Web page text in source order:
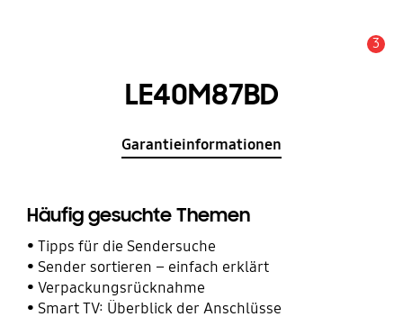
3
LE40M87BD
Garantieinformationen
Häufig gesuchte Themen
Tipps für die Sendersuche
Sender sortieren – einfach erklärt
Verpackungsrücknahme
Smart TV: Überblick der Anschlüsse